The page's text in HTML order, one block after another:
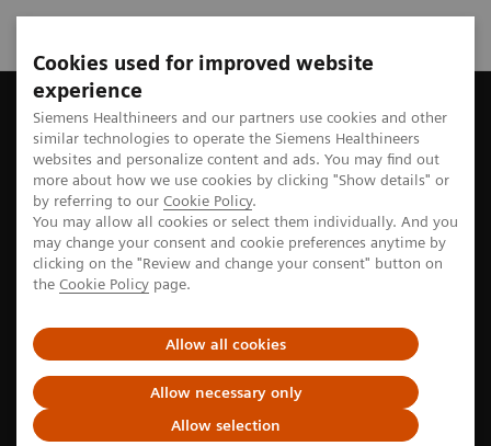
Cookies used for improved website
experience
Siemens Healthineers and our partners use cookies and other
similar technologies to operate the Siemens Healthineers
websites and personalize content and ads. You may find out
more about how we use cookies by clicking "Show details" or
by referring to our Cookie Policy.
You may allow all cookies or select them individually. And you
may change your consent and cookie preferences anytime by
clicking on the "Review and change your consent" button on
the Cookie Policy page.
Allow all cookies
Allow necessary only
Allow selection
Startseite Perspektiven
Geschichten aus der Welt der
Medizintechnik
neue Wege zu einer besseren Gesundheitsversorgung
suchen